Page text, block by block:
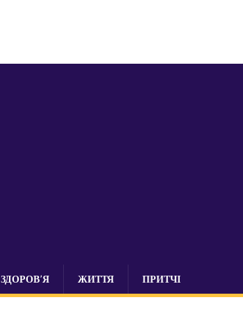
ЗДОРОВ’Я ЖИТТЯ ПРИТЧІ